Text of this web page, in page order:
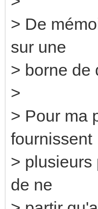
> De
sur une
> borne de
>
> Pour ma
fournissent
> plusieurs
de ne